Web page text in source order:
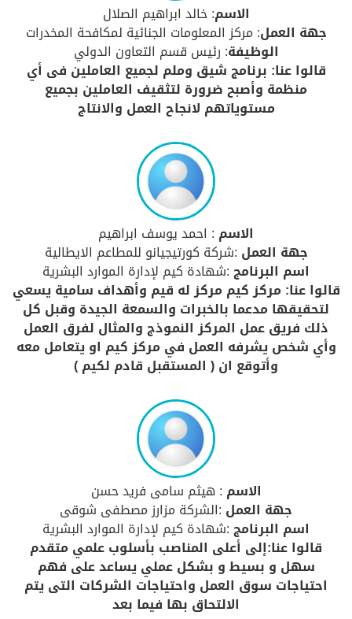
الاسم: خالد ابراهيم الصلال
جهة العمل: مركز المعلومات الجنائية لمكافحة المخدرات
الوظيفة: رئيس قسم التعاون الدولي
قالوا عنا: برنامج شيق وملم لجميع العاملين فى أي
منظمة وأصبح ضرورة لتثقيف العاملين بجميع
مستوياتهم لانجاح العمل والانتاج
الاسم : احمد يوسف ابراهيم
جهة العمل :شركة كورتيجيانو للمطاعم الايطالية
اسم البرنامج:شهادة كيم لإدارة الموارد البشرية
قالوا عنا: مركز كيم مركز له قيم وأهداف سامية يسعي
لتحقيقها مدعما بالخبرات والسمعة الجيدة وقبل كل
ذلك فريق عمل المركز النموذج والمثال لفرق العمل
وأي شخص يشرفه العمل في مركز كيم او يتعامل معه
وأتوقع ان ( المستقبل قادم لكيم )
الاسم : هيثم سامى فريد حسن
جهة العمل :الشركة مزارز مصطفى شوقى
اسم البرنامج:شهادة كيم لإدارة الموارد البشرية
قالوا عنا:إلى أعلى المناصب بأسلوب علمي متقدم
سهل و بسيط و بشكل عملي يساعد على فهم
احتياجات سوق العمل واحتياجات الشركات التى يتم
الالتحاق بها فيما بعد